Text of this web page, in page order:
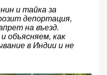
и тайка за
депортация,
на въезд.
объясняем, как
в Индии и не